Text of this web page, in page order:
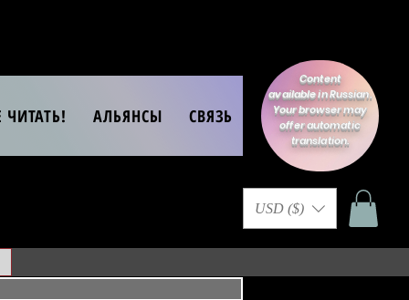
ЧИТАТЬ! АЛЬЯНСЫ СВЯЗЬ
Content
available in Russian.
Your browser may
offer automatic
translation.
USD ($)